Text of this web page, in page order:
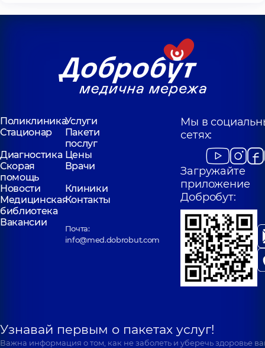
ПоликлиникаУслуги
Стационар
Пакети
послуг
Диагностика Цены
Скорая
помощь
Врачи
Новости
Клиники
Медицинская
библиотека
Контакты
Вакансии
Почта:
info@med.dobrobut.com
Мы в
сетях:
Загружайте
приложение
Добробут:
Узнавай первым о пакетах услуг!
Важна информация о том, как не заболеть и уберечь здоровье